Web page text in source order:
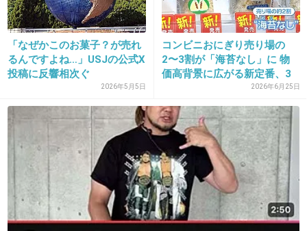
30. 匿名2013/09/25(水) 11:38:32
フクロウって肉食なんだっけ(´・ω・｀)
2013/09/25(水) 11:38:54
子供の時、ペットショップで見たフクロウさん
のエサに
ショックを受けました・・・。
「なぜかこのお菓子？が売れ
るんですよね…」USJの公式X
投稿に反響相次ぐ
2026年5月5日
コンビニおにぎり売り場の
2〜3割が「海苔なし」に 物
価高背景に広がる新定番、3
2026年6月25日